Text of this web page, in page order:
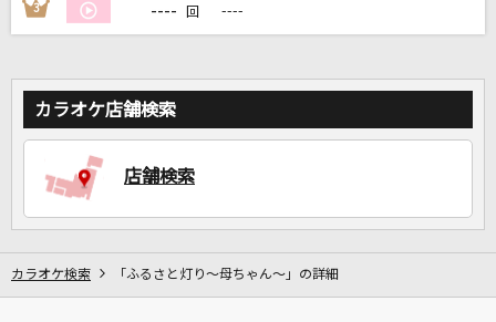
3 ---- 回 ----
カラオケ店舗検索
店舗検索
カラオケ検索 「ふるさと灯り～母ちゃん～」の詳細